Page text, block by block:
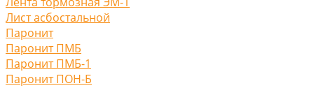
Лист асбостальной
Паронит
Паронит ПМБ
Паронит ПМБ-1
Паронит ПОН-Б